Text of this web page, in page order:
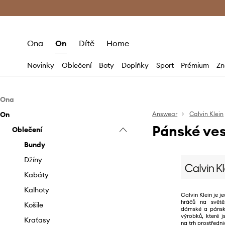
Doručení a
Ona On Dítě Home
Novinky Oblečení Boty Doplňky Sport Prémium
Ona
Bundy
Džíny
Halenky a košile
Kabáty
Kalhoty a legíny
Mikiny
Overaly
Boty
Baleríny
Espadrilky
Holínky
Kotníkové boty
Kozačky
Lodičky
Doplňky
Batohy
Bižuterie
Čepice a klobouky
Hodinky
Kabelky
On
Oblečení
Bundy
Džíny
Kabáty
Kalhoty
Košile
Kraťasy
Answear Calvin Klein
Pánské
Calvin Klein je
hráčů na
dámské a
výrobků, které
na trh